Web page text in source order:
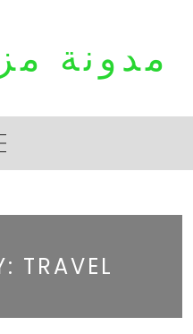
مدونة
TRAVEL